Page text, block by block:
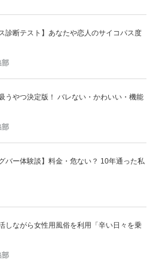
診断テスト】あなたや恋人のサイコパス度
部
うやつ決定版！ バレない・かわいい・機能
部
バー体験談】料金・危ない？ 10年通った私
しながら女性用風俗を利用「辛い日々を乗
部